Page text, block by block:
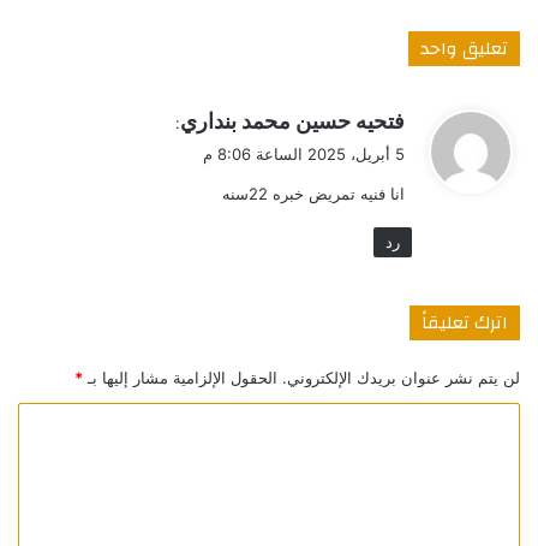
تعليق واحد
ي
ل
فتحيه حسين محمد بنداري:
5 أبريل، 2025 الساعة 8:06 م
انا فنيه تمريض خبره 22سنه
رد
اترك تعليقاً
لن يتم نشر عنوان بريدك الإلكتروني. الحقول الإلزامية مشار إليها بـ *